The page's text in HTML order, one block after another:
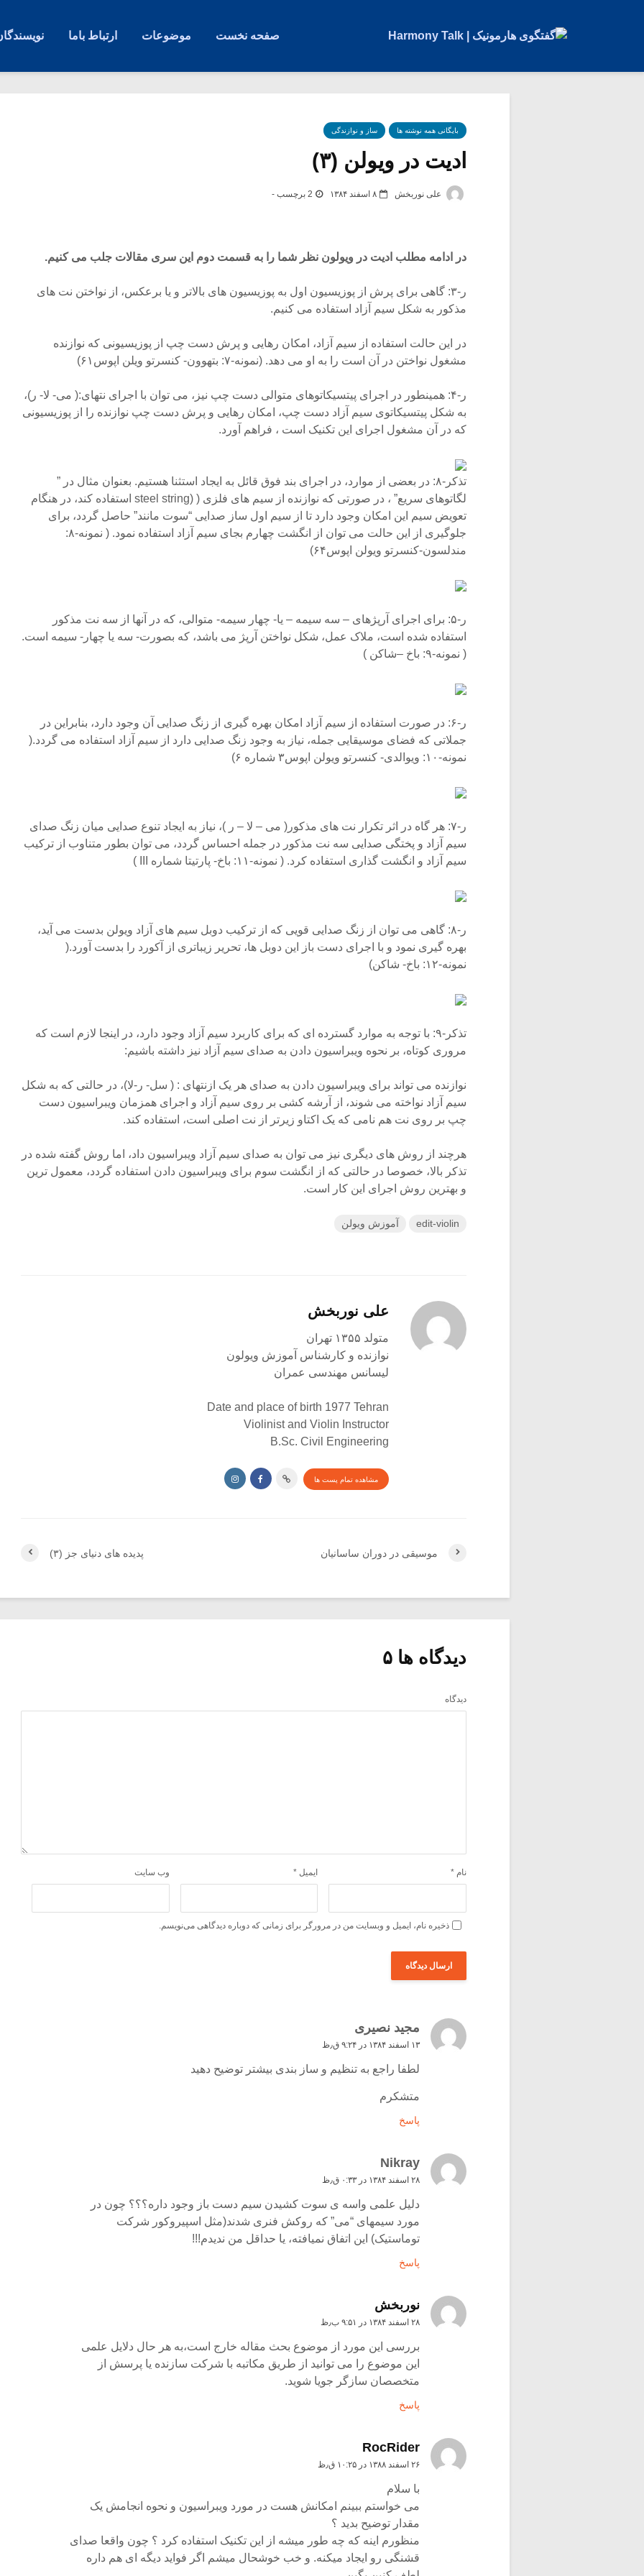
صفحه نخست موضوعات ارتباط باما
بایگانی همه نوشته ها ساز و نوازندگی
ادیت در ویولن (۳)
علی نوربخش ۸ اسفند ۱۳۸۴ 2 برچسب -
در ادامه مطلب ادیت در ویولون نظر شما را به قسمت دوم این سری مقالات جلب می کنیم.
ر-۳: گاهی برای پرش از پوزیسیون اول به پوزیسیون های بالاتر و یا برعکس، از نواختن نت های
مذکور به شکل سیم آزاد استفاده می کنیم.
در این حالت استفاده از سیم آزاد، امکان رهایی و پرش دست چپ از پوزیسیونی که نوازنده
مشغول نواختن در آن است را به او می دهد. (نمونه-۷: بتهوون- کنسرتو ویلن اپوس۶۱)
ر-۴: همینطور در اجرای پیتسیکاتوهای متوالی دست چپ نیز، می توان با اجرای نتهای:( می- لا- ر)،
به شکل پیتسیکاتوی سیم آزاد دست چپ، امکان رهایی و پرش دست چپ نوازنده را از پوزیسیونی
که در آن مشغول اجرای این تکنیک است ، فراهم آورد.
تذکر-۸: در بعضی از موارد، در اجرای بند فوق قائل به ایجاد استثنا هستیم. بعنوان مثال در ”
لگاتوهای سریع” ، در صورتی که نوازنده از سیم های فلزی ( (steel string استفاده کند، در هنگام
تعویض سیم این امکان وجود دارد تا از سیم اول ساز صدایی “سوت مانند” حاصل گردد، برای
جلوگیری از این حالت می توان از انگشت چهارم بجای سیم آزاد استفاده نمود. ( نمونه-۸:
مندلسون-کنسرتو ویولن اپوس۶۴)
ر-۵: برای اجرای آرپژهای – سه سیمه – یا- چهار سیمه- متوالی، که در آنها از سه نت مذکور
استفاده شده است، ملاک عمل، شکل نواختن آرپژ می باشد، که بصورت- سه یا چهار- سیمه است.
( نمونه-۹: باخ –شاکن )
ر-۶: در صورت استفاده از سیم آزاد امکان بهره گیری از زنگ صدایی آن وجود دارد، بنابراین در
جملاتی که فضای موسیقایی جمله، نیاز به وجود زنگ صدایی دارد از سیم آزاد استفاده می گردد.(
نمونه-۱۰: ویوالدی- کنسرتو ویولن اپوس۳ شماره ۶)
ر-۷: هر گاه در اثر تکرار نت های مذکور( می – لا – ر )، نیاز به ایجاد تنوع صدایی میان زنگ صدای
سیم آزاد و پختگی صدایی سه نت مذکور در جمله احساس گردد، می توان بطور متناوب از ترکیب
سیم آزاد و انگشت گذاری استفاده کرد. ( نمونه-۱۱: باخ- پارتیتا شماره III )
ر-۸: گاهی می توان از زنگ صدایی قویی که از ترکیب دوبل سیم های آزاد ویولن بدست می آید،
بهره گیری نمود و با اجرای دست باز این دوبل ها، تحریر زیباتری از آکورد را بدست آورد.(
نمونه-۱۲: باخ- شاکن)
تذکر-۹: با توجه به موارد گسترده ای که برای کاربرد سیم آزاد وجود دارد، در اینجا لازم است که
مروری کوتاه، بر نحوه ویبراسیون دادن به صدای سیم آزاد نیز داشته باشیم:
نوازنده می تواند برای ویبراسیون دادن به صدای هر یک ازنتهای : ( سل- ر-لا)، در حالتی که به شکل
سیم آزاد نواخته می شوند، از آرشه کشی بر روی سیم آزاد و اجرای همزمان ویبراسیون دست
چپ بر روی نت هم نامی که یک اکتاو زیرتر از نت اصلی است، استفاده کند.
هرچند از روش های دیگری نیز می توان به صدای سیم آزاد ویبراسیون داد، اما روش گفته شده در
تذکر بالا، خصوصا در حالتی که از انگشت سوم برای ویبراسیون دادن استفاده گردد، معمول ترین
و بهترین روش اجرای این کار است.
edit-violin آموزش ویولن
علی نوربخش
متولد ۱۳۵۵ تهران
نوازنده و کارشناس آموزش ویولون
لیسانس مهندسی عمران
Date and place of birth 1977 Tehran
Violinist and Violin Instructor
B.Sc. Civil Engineering
مشاهده تمام پست ها
پدیده های دنیای جز (۳) موسیقی در دوران ساسانیان
دیدگاه ها ۵
دیدگاه
نام * ایمیل * وب‌ سایت
ذخیره نام، ایمیل و وبسایت من در مرورگر برای زمانی که دوباره دیدگاهی می‌نویسم.
مجید نصیری
۱۳ اسفند ۱۳۸۴ در ۹:۲۴ ق٫ظ
لطفا راجع به تنظیم و ساز بندی بیشتر توضیح دهید
متشکرم
پاسخ
Nikray
۲۸ اسفند ۱۳۸۴ در ۰:۳۳ ق٫ظ
دلیل علمی واسه ی سوت کشیدن سیم دست باز وجود داره؟؟؟ چون در
مورد سیمهای “می” که روکش فنری شدند(مثل اسپیروکور شرکت
توماستیک) این اتفاق نمیافته، یا حداقل من ندیدم!!!
پاسخ
نوربخش
۲۸ اسفند ۱۳۸۴ در ۹:۵۱ ب٫ظ
بررسی این مورد از موضوع بحث مقاله خارج است،به هر حال دلایل علمی
این موضوع را می توانید از طریق مکاتبه با شرکت سازنده یا پرسش از
متخصصان سازگر جویا شوید.
پاسخ
RocRider
۲۶ اسفند ۱۳۸۸ در ۱۰:۲۵ ق٫ظ
با سلام
می خواستم ببینم امکانش هست در مورد ویبراسیون و نحوه انجامش یک
مقدار توضیح بدید ؟
منظورم اینه که چه طور میشه از این تکنیک استفاده کرد ؟ چون واقعا صدای
قشنگی رو ایجاد میکنه. و خب خوشحال میشم اگر فواید دیگه ای هم داره